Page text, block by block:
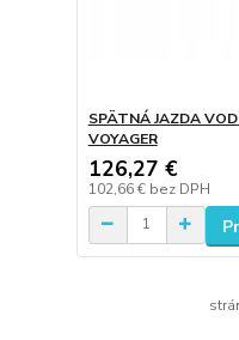
SPÄTNÁ JAZDA
VOYAGER
126,27 €
102,66 € bez DPH